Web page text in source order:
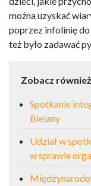
można uzyskać
poprzez infolinię
też było zadawać
Zobacz
Spotkanie
Bielany
Udział w
w sprawie